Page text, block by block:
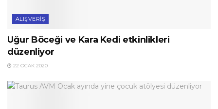
ALIŞVERIŞ
Uğur Böceği ve Kara Kedi etkinlikleri
düzenliyor
22 OCAK 2020